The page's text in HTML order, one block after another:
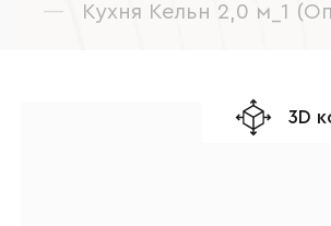
—
Кухня Кельн 2,0 м_1
3D